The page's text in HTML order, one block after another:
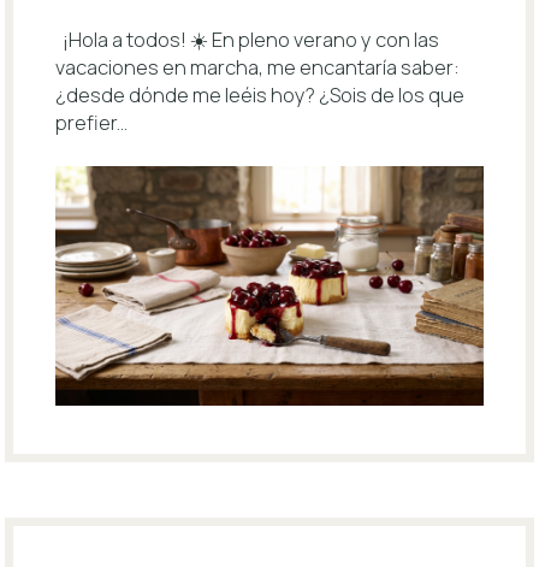
¡Hola a todos! ☀️ En pleno verano y con las
vacaciones en marcha, me encantaría saber:
¿desde dónde me leéis hoy? ¿Sois de los que
prefier...